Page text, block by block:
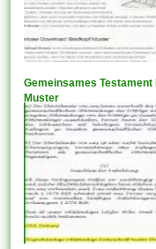
Gemeinsames Testament
Muster